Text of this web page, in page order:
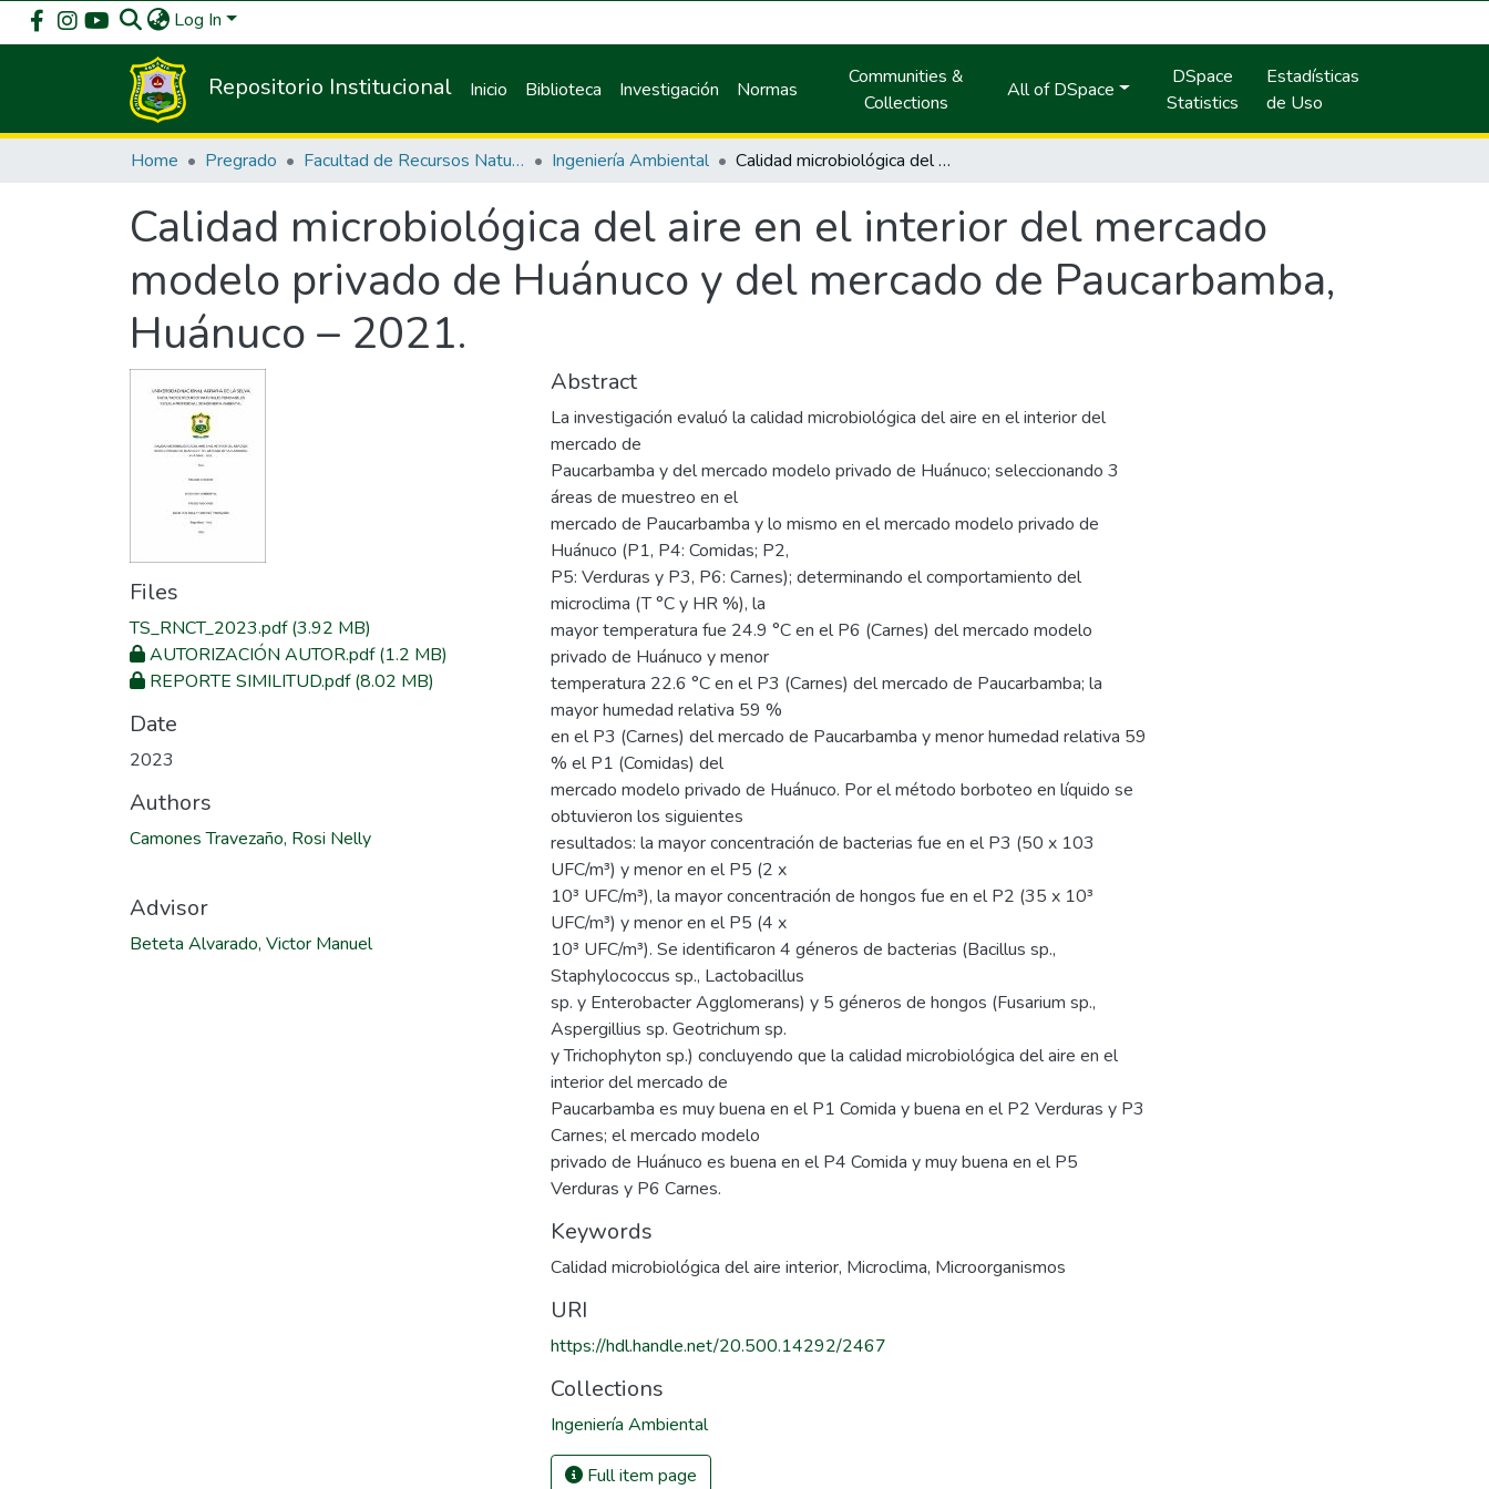
Log In
Repositorio Institucional Inicio Biblioteca Investigación Normas
Communities &
Collections
All of DSpace
DSpace
Statistics
Estadísticas
de Uso
Home Pregrado Facultad de Recursos Naturales Renovables Ingeniería Ambiental Calidad microbiológica del aire en el interior del mercado modelo privado de Huánuco y del mercado de Paucarbamba, Huánuco – 2021.
Calidad microbiológica del aire en el interior del mercado
modelo privado de Huánuco y del mercado de Paucarbamba,
Huánuco – 2021.
Files
TS_RNCT_2023.pdf(3.92 MB)
AUTORIZACIÓN AUTOR.pdf(1.2 MB)
REPORTE SIMILITUD.pdf(8.02 MB)
Date
2023
Authors
Camones Travezaño, Rosi Nelly
Advisor
Beteta Alvarado, Victor Manuel
Abstract
La investigación evaluó la calidad microbiológica del aire en el interior del
mercado de
Paucarbamba y del mercado modelo privado de Huánuco; seleccionando 3
áreas de muestreo en el
mercado de Paucarbamba y lo mismo en el mercado modelo privado de
Huánuco (P1, P4: Comidas; P2,
P5: Verduras y P3, P6: Carnes); determinando el comportamiento del
microclima (T °C y HR %), la
mayor temperatura fue 24.9 °C en el P6 (Carnes) del mercado modelo
privado de Huánuco y menor
temperatura 22.6 °C en el P3 (Carnes) del mercado de Paucarbamba; la
mayor humedad relativa 59 %
en el P3 (Carnes) del mercado de Paucarbamba y menor humedad relativa 59
% el P1 (Comidas) del
mercado modelo privado de Huánuco. Por el método borboteo en líquido se
obtuvieron los siguientes
resultados: la mayor concentración de bacterias fue en el P3 (50 x 103
UFC/m³) y menor en el P5 (2 x
10³ UFC/m³), la mayor concentración de hongos fue en el P2 (35 x 10³
UFC/m³) y menor en el P5 (4 x
10³ UFC/m³). Se identificaron 4 géneros de bacterias (Bacillus sp.,
Staphylococcus sp., Lactobacillus
sp. y Enterobacter Agglomerans) y 5 géneros de hongos (Fusarium sp.,
Aspergillius sp. Geotrichum sp.
y Trichophyton sp.) concluyendo que la calidad microbiológica del aire en el
interior del mercado de
Paucarbamba es muy buena en el P1 Comida y buena en el P2 Verduras y P3
Carnes; el mercado modelo
privado de Huánuco es buena en el P4 Comida y muy buena en el P5
Verduras y P6 Carnes.
Keywords
Calidad microbiológica del aire interior, Microclima, Microorganismos
URI
https://hdl.handle.net/20.500.14292/2467
Collections
Ingeniería Ambiental
Full item page